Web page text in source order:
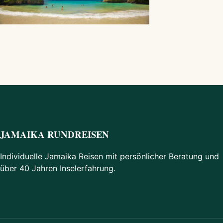
JAMAIKA RUNDREISEN
Individuelle Jamaika Reisen mit persönlicher Beratung und
über 40 Jahren Inselerfahrung.